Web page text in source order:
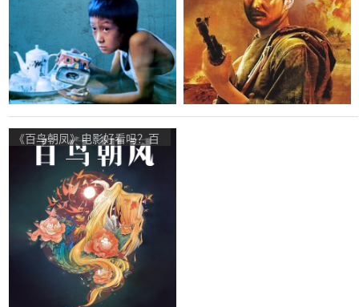
《百鸟朝凤》电影好看吗？百
鸟朝凤影评及简介